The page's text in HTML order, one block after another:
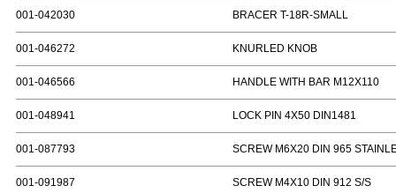
001-042030 BRACER T-18R-SMALL
001-046272 KNURLED KNOB
001-046566 HANDLE WITH BAR M12X110
001-048941 LOCK PIN 4X50 DIN1481
001-087793 SCREW M6X20 DIN 965
001-091987 SCREW M4X10 DIN 912 S/S